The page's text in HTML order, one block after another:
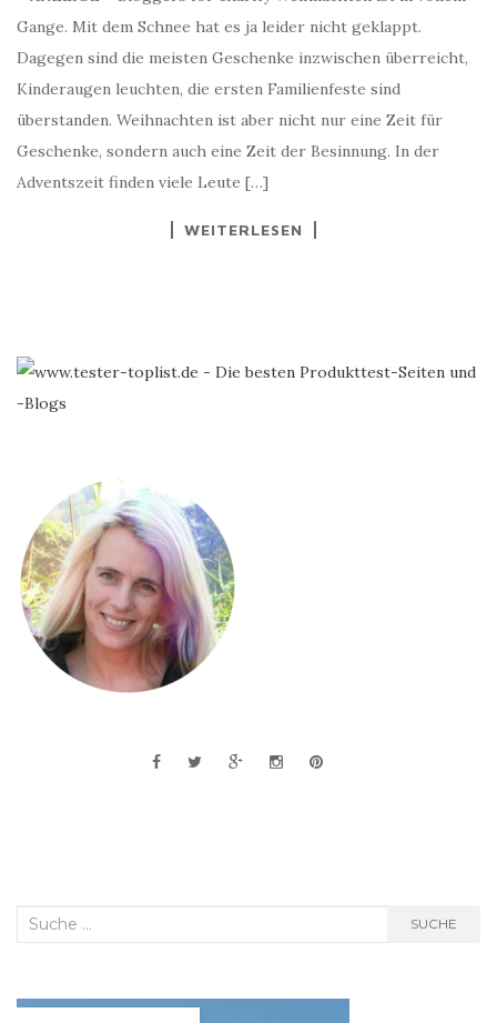
Gange. Mit dem Schnee hat es ja leider nicht geklappt.
Dagegen sind die meisten Geschenke inzwischen überreicht,
Kinderaugen leuchten, die ersten Familienfeste sind
überstanden. Weihnachten ist aber nicht nur eine Zeit für
Geschenke, sondern auch eine Zeit der Besinnung. In der
Adventszeit finden viele Leute […]
WEITERLESEN
Suche
SUCHE